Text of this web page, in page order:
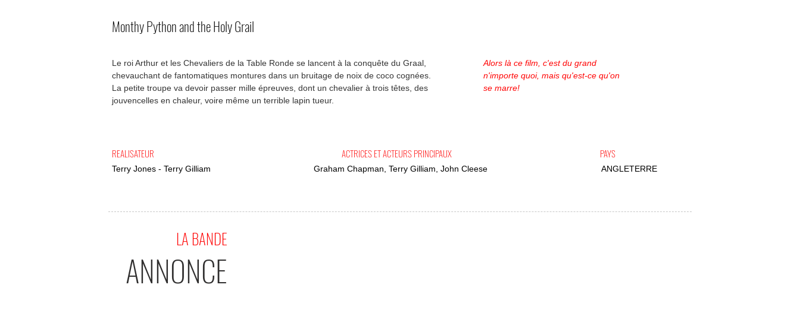
Monthy Python and the Holy Grail
Le roi Arthur et les Chevaliers de la Table Ronde se lancent à la conquête du Graal,
chevauchant de fantomatiques montures dans un bruitage de noix de coco cognées.
La petite troupe va devoir passer mille épreuves, dont un chevalier à trois têtes, des
jouvencelles en chaleur, voire même un terrible lapin tueur.
Alors là ce film, c'est du grand
n'importe quoi, mais qu'est-ce qu'on
se marre!
REALISATEUR
Terry Jones - Terry Gilliam
ACTRICES ET ACTEURS PRINCIPAUX
Graham Chapman, Terry Gilliam, John Cleese
PAYS
ANGLETERRE
ANNONCE
LA BANDE